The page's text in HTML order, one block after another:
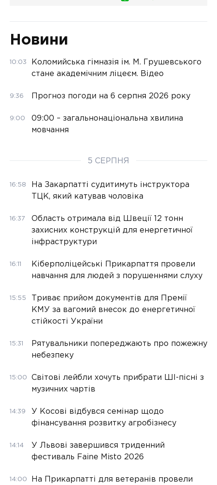
Новини
10:03
Коломийська гімназія ім. М. Грушевського
стане академічним ліцеєм. Відео
9:36 Прогноз погоди на 6 серпня 2026 року
9:00
09:00 – загальнонаціональна хвилина
мовчання
5 СЕРПНЯ
16:58
На Закарпатті судитимуть інструктора
ТЦК, який катував чоловіка
16:37
Область отримала від Швеції 12 тонн
захисних конструкцій для енергетичної
інфраструктури
16:11
Кіберполіцейські Прикарпаття провели
навчання для людей з порушеннями слуху
15:55
Триває прийом документів для Премії
КМУ за вагомий внесок до енергетичної
стійкості України
15:31
Рятувальники попереджають про пожежну
небезпеку
15:00
Світові лейбли хочуть прибрати ШІ-пісні з
музичних чартів
14:39
У Косові відбувся семінар щодо
фінансування розвитку агробізнесу
14:14
У Львові завершився триденний
фестиваль Faine Misto 2026
14:00
На Прикарпатті для ветеранів провели